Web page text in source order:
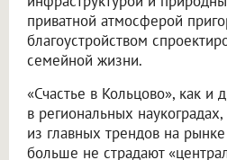
приватной атмосферой
благоустройством
семейной жизни.
«Счастье в Кольцово», как и
в региональных
из главных трендов на
больше не страдают